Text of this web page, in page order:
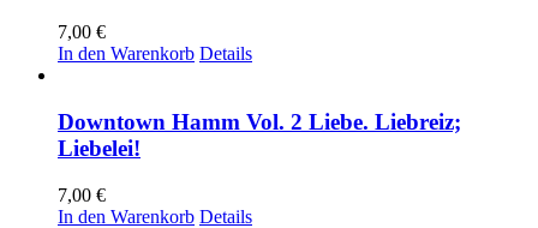
7,00 €
In den Warenkorb Details
Downtown Hamm Vol. 2 Liebe. Liebreiz;
Liebelei!
7,00 €
In den Warenkorb Details